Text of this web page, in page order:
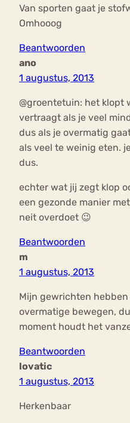
Van sporten gaat je
Omhooog
Beantwoorden
ano
1 augustus, 2013
@groentetuin: het klopt
vertraagt als je veel
dus als je overmatig
als veel te weinig eten.
dus.
echter wat jij zegt klop
een gezonde manier
neit overdoet 😉
Beantwoorden
m
1 augustus, 2013
Mijn gewrichten
overmatige bewegen,
moment houdt het
Beantwoorden
lovatic
1 augustus, 2013
Herkenbaar